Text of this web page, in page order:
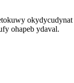
ohapeb ydaval.